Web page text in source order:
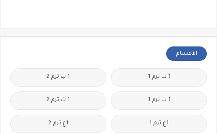
الاقسام
1 ب ترم 1 1 ب ترم 2
1 ث ترم 1 1 ث ترم 2
1ع ترم 1 1ع ترم 2